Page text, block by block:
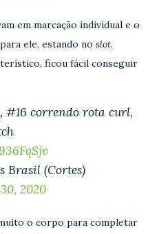
em marcação individual e o
ele, estando no slot.
ficou fácil conseguir
#16 correndo rota curl,
Brasil (Cortes)
2020
o corpo para completar